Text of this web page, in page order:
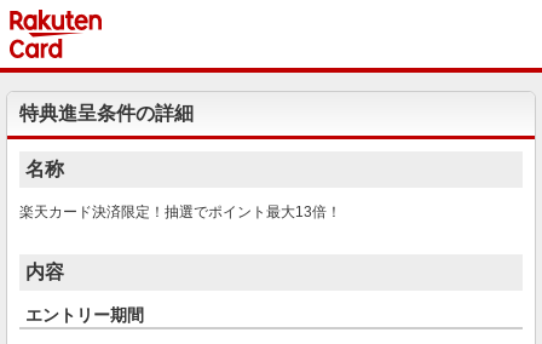
特典進呈条件の詳細
名称
楽天カード決済限定！抽選でポイント最大13倍！
内容
エントリー期間